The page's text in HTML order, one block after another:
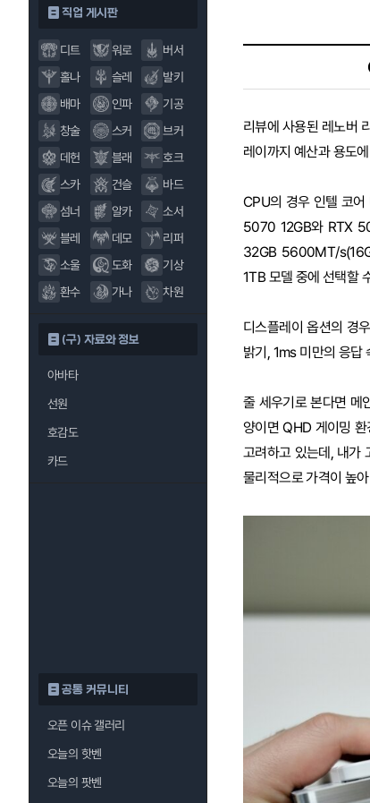
직업 게시판
디트 워로
버서
홀나
슬레
발키
배마
인파
기공
창술
스커
브커
데헌
블래
호크
스카
건슬
바드
섬너
알카
소서
블레
데모
리퍼
소울
도화
기상
환수
가나 차원
(구) 자료와 정보
아바타
선원
호감도
카드
공통 커뮤니티
오픈 이슈 갤러리
오늘의 핫벤
오늘의 팟벤
리뷰에 사용된 레노버
레이까지 예산과 용도
CPU의 경우 인텔 코
5070 12GB와 RTX
32GB 5600MT/
1TB 모델 중에 선택할
디스플레이 옵션의 경
밝기, 1ms 미만의 응
줄 세우기로 본다면 메
양이면 QHD 게이밍
고려하고 있는데, 내가
물리적으로 가격이 높